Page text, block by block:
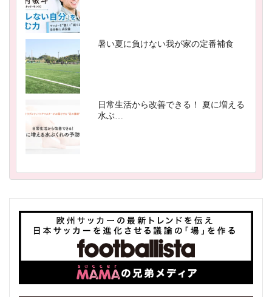
暑い夏に負けない我が家の定番補食
日常生活から改善できる！ 夏に増える
水ぶ…